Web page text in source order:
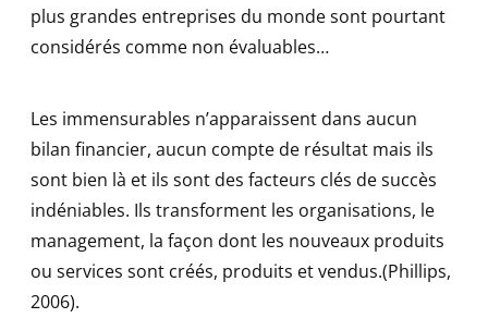
plus grandes entreprises du monde sont pourtant
considérés comme non évaluables…
Les immensurables n’apparaissent dans aucun
bilan financier, aucun compte de résultat mais ils
sont bien là et ils sont des facteurs clés de succès
indéniables. Ils transforment les organisations, le
management, la façon dont les nouveaux produits
ou services sont créés, produits et vendus.(Phillips,
2006).